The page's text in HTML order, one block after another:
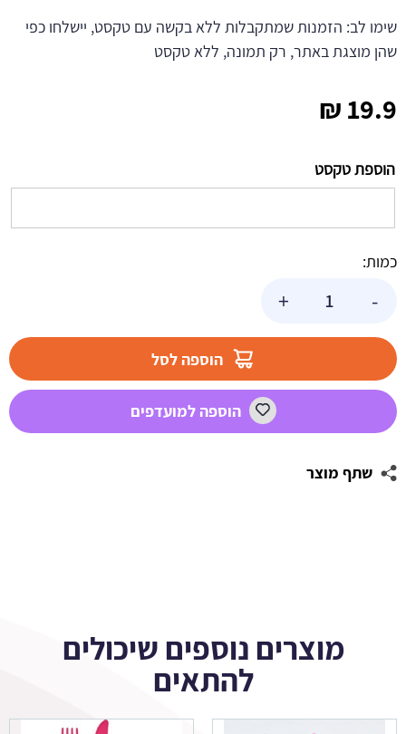
19.9
₪
הוספת טקסט
כמות:
-
LOL
+
הוספה לסל
הוספה למועדפים
שתף מוצר
שימו לב: הזמנות שמתקבלות ללא בקשה עם טקסט, יישלחו כפי
שהן מוצגת באתר, רק תמונה, ללא טקסט
מוצרים נוספים שיכולים
להתאים